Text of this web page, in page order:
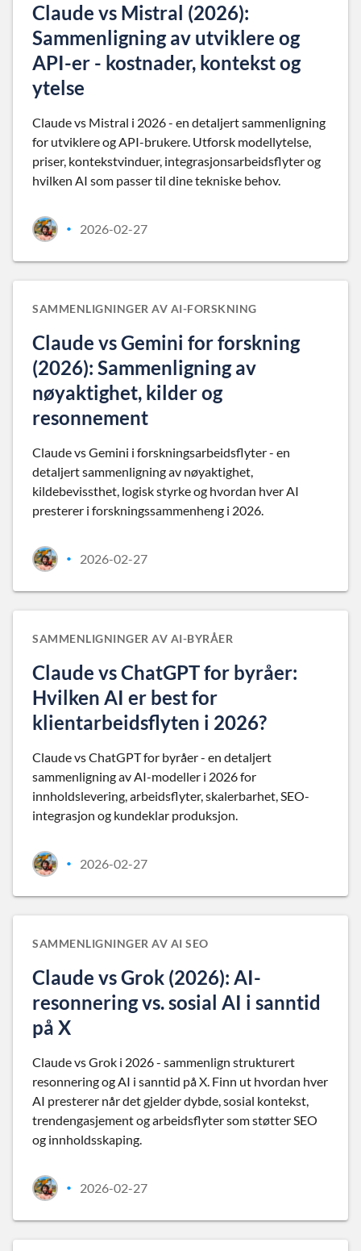
Claude vs Mistral (2026):
Sammenligning av utviklere og
API-er - kostnader, kontekst og
ytelse
Claude vs Mistral i 2026 - en detaljert sammenligning
for utviklere og API-brukere. Utforsk modellytelse,
priser, kontekstvinduer, integrasjonsarbeidsflyter og
hvilken AI som passer til dine tekniske behov.
• 2026-02-27
SAMMENLIGNINGER AV AI-FORSKNING
Claude vs Gemini for forskning
(2026): Sammenligning av
nøyaktighet, kilder og
resonnement
Claude vs Gemini i forskningsarbeidsflyter - en
detaljert sammenligning av nøyaktighet,
kildebevissthet, logisk styrke og hvordan hver AI
presterer i forskningssammenheng i 2026.
• 2026-02-27
SAMMENLIGNINGER AV AI-BYRÅER
Claude vs ChatGPT for byråer:
Hvilken AI er best for
klientarbeidsflyten i 2026?
Claude vs ChatGPT for byråer - en detaljert
sammenligning av AI-modeller i 2026 for
innholdslevering, arbeidsflyter, skalerbarhet, SEO-
integrasjon og kundeklar produksjon.
• 2026-02-27
SAMMENLIGNINGER AV AI SEO
Claude vs Grok (2026): AI-
resonnering vs. sosial AI i sanntid
på X
Claude vs Grok i 2026 - sammenlign strukturert
resonnering og AI i sanntid på X. Finn ut hvordan hver
AI presterer når det gjelder dybde, sosial kontekst,
trendengasjement og arbeidsflyter som støtter SEO
og innholdsskaping.
• 2026-02-27